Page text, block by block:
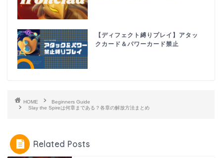
【ディフェクト縛りプレイ】アタッ
クカード＆パワーカード禁止
HOME
Beginners Guide
Slay the Spireは何章まである？各章の解放方法まとめ
Related Posts